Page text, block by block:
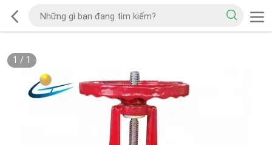
1 / 1